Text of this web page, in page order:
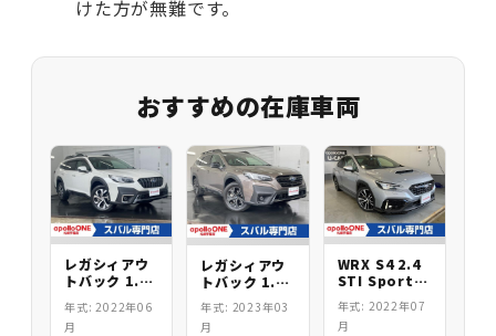
けた方が無難です。
おすすめの在庫車両
レガシィアウ
トバック 1.8
年式: 2022年06
月
レガシィアウ
トバック 1.8
X-BREAK EX
年式: 2023年03
月
WRX S4 2.4
STI Sport
EX
年式: 2022年07
月